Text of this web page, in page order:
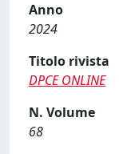
Anno
2024
Titolo rivista
DPCE ONLINE
N. Volume
68